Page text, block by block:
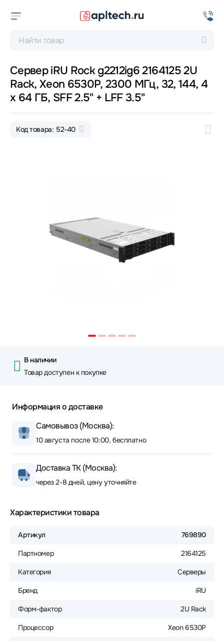
Сервер iRU Rock g2212ig6 2164125 2U
Rack, Xeon 6530P, 2300 МГц, 32, 144, 4
x 64 ГБ, SFF 2.5" + LFF 3.5"
Код товара: 52-40
В наличии
Товар доступен к покупке
Информация о доставке
Самовывоз (Москва):
10 августа после 10:00, бесплатно
Доставка ТК (Москва):
через 2-8 дней, цену уточняйте
Характеристики товара
Артикул 769890
Партномер 2164125
Категория Серверы
Бренд iRU
Форм-фактор 2U Rack
Процессор Xeon 6530P